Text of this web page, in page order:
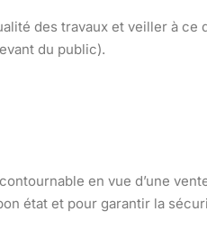
des travaux et veiller à ce
du public).
en vue d’une
état et pour garantir la